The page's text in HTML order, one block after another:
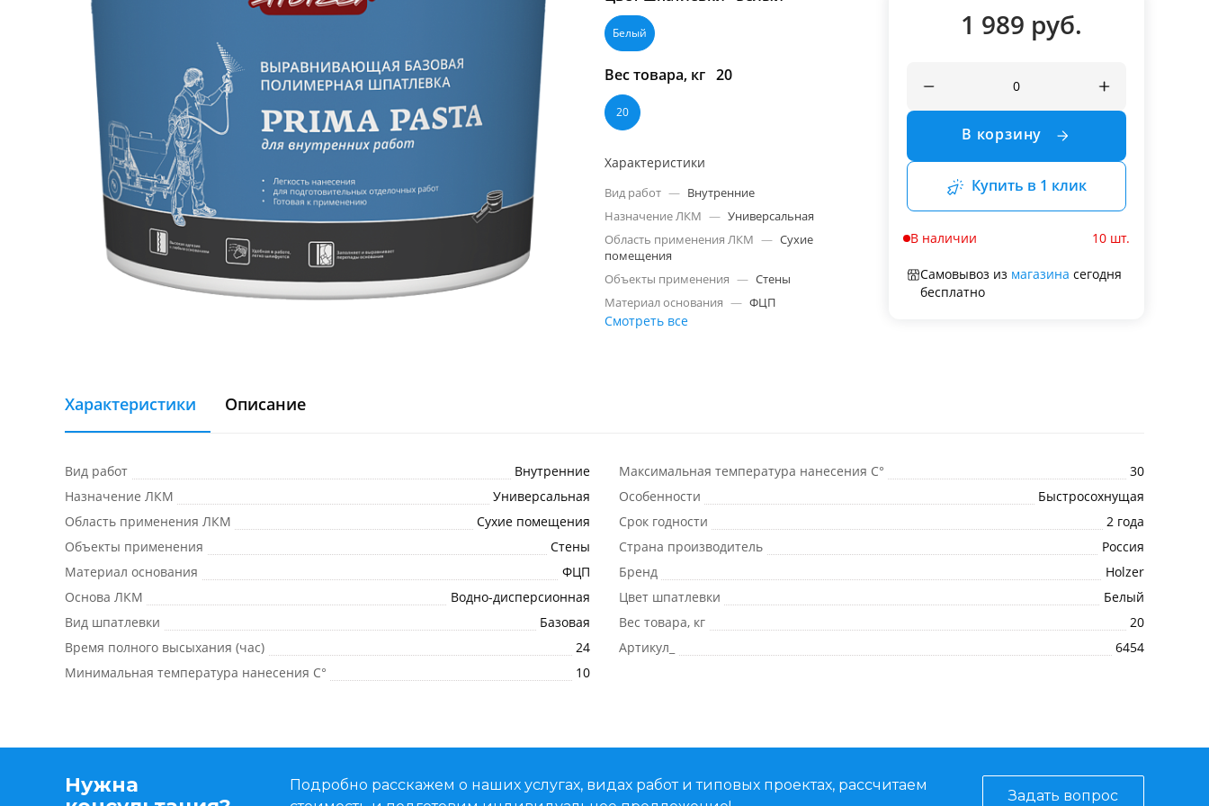
Белый
Вес товара, кг 20
20
Характеристики
Вид работ — Внутренние
Назначение ЛКМ — Универсальная
Область применения ЛКМ — Сухие
помещения
Объекты применения — Стены
Материал основания — ФЦП
Смотреть все
1 989 руб.
В корзину
Купить в 1 клик
В наличии 10 шт.
Самовывоз из магазина сегодня
бесплатно
Характеристики Описание
Вид работ
Внутренние
Назначение ЛКМ
Универсальная
Область применения ЛКМ
Сухие помещения
Объекты применения
Стены
Материал основания
ФЦП
Основа ЛКМ
Водно-дисперсионная
Вид шпатлевки
Базовая
Время полного высыхания (час)
24
Минимальная температура нанесения C°
10
Максимальная температура нанесения C°
30
Особенности
Быстросохнущая
Срок годности
2 года
Страна производитель
Россия
Бренд
Holzer
Цвет шпатлевки
Белый
Вес товара, кг
20
Артикул_
6454
Нужна
Подробно расскажем о наших услугах, видах работ и типовых проектах, рассчитаем
Задать вопрос